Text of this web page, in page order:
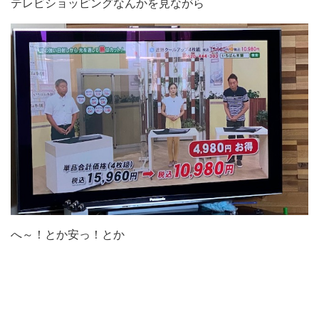
テレビショッピングなんかを見ながら
へ～！とか安っ！とか